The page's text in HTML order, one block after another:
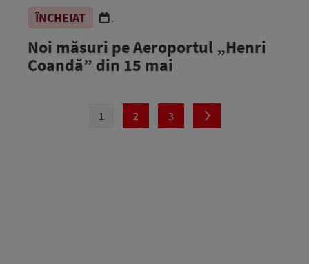
ÎNCHEIAT .
Noi măsuri pe Aeroportul „Henri
Coandă” din 15 mai
1 2 3